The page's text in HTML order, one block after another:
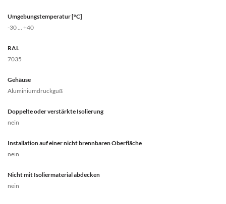
Umgebungstemperatur [°C]
-30 ... +40
RAL
7035
Gehäuse
Aluminiumdruckguß
Doppelte oder verstärkte Isolierung
nein
Installation auf einer nicht brennbaren Oberfläche
nein
Nicht mit Isoliermaterial abdecken
nein